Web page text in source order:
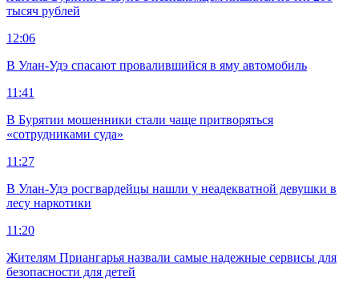
тысяч рублей
12:06
В Улан-Удэ спасают провалившийся в яму автомобиль
11:41
В Бурятии мошенники стали чаще притворяться
«сотрудниками суда»
11:27
В Улан-Удэ росгвардейцы нашли у неадекватной девушки в
лесу наркотики
11:20
Жителям Приангарья назвали самые надежные сервисы для
безопасности для детей